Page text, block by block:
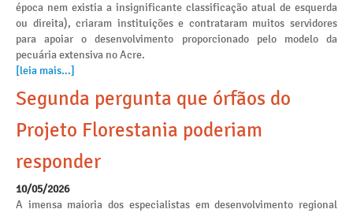
época nem existia a insignificante classificação atual de esquerda
ou direita), criaram instituições e contrataram muitos servidores
para apoiar o desenvolvimento proporcionado pelo modelo da
pecuária extensiva no Acre.
[leia mais...]
Segunda pergunta que órfãos do
Projeto Florestania poderiam
responder
10/05/2026
A imensa maioria dos especialistas em desenvolvimento regional